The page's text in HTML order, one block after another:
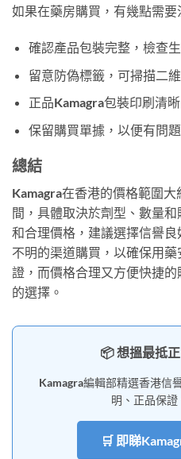
如果在藥房購買，有幾點需要
確認產品包裝完整，檢查
留意防偽標籤，可掃描二
正品Kamagra包裝印刷清
保留購買單據，以便有問
總結
Kamagra在香港的價格範圍
間，具體取決於劑型、數量
和合理價格，建議選擇信譽
不明的渠道購買，以確保用
證，而價格合理又方便快捷的
的選擇。
📦 想搵最抵
Kamagra編輯部精選香港信
明、正品保證
🛒 即睇